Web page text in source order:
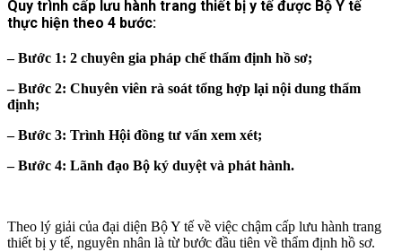
Quy trình cấp lưu hành trang thiết bị y tế được Bộ Y tế
thực hiện theo 4 bước:
– Bước 1: 2 chuyên gia pháp chế thẩm định hồ sơ;
– Bước 2: Chuyên viên rà soát tổng hợp lại nội dung thẩm
định;
–Bước 3: Trình Hội đồng tư vấn xem xét;
– Bước 4: Lãnh đạo Bộ ký duyệt và phát hành.
Theo lý giải của đại diện Bộ Y tế về việc chậm cấp lưu hành trang
thiết bị y tế, nguyên nhân là từ bước đầu tiên về thẩm định hồ sơ.